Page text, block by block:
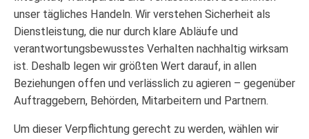
unser tägliches Handeln. Wir verstehen Sicherheit als
Dienstleistung, die nur durch klare Abläufe und
verantwortungsbewusstes Verhalten nachhaltig wirksam
ist. Deshalb legen wir größten Wert darauf, in allen
Beziehungen offen und verlässlich zu agieren – gegenüber
Auftraggebern, Behörden, Mitarbeitern und Partnern.
Um dieser Verpflichtung gerecht zu werden, wählen wir